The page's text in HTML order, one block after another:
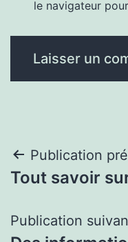
le navigateur
de
l’article
Publication
Tout savoir
Publication